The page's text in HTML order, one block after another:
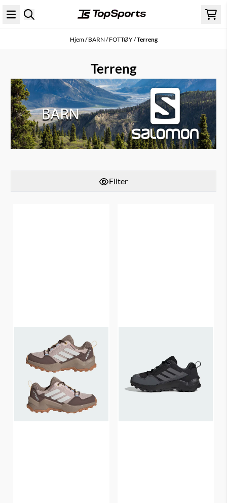
Hopp til innhold
Hjem/BARN /FOTTØY/Terreng
Terreng
Filter